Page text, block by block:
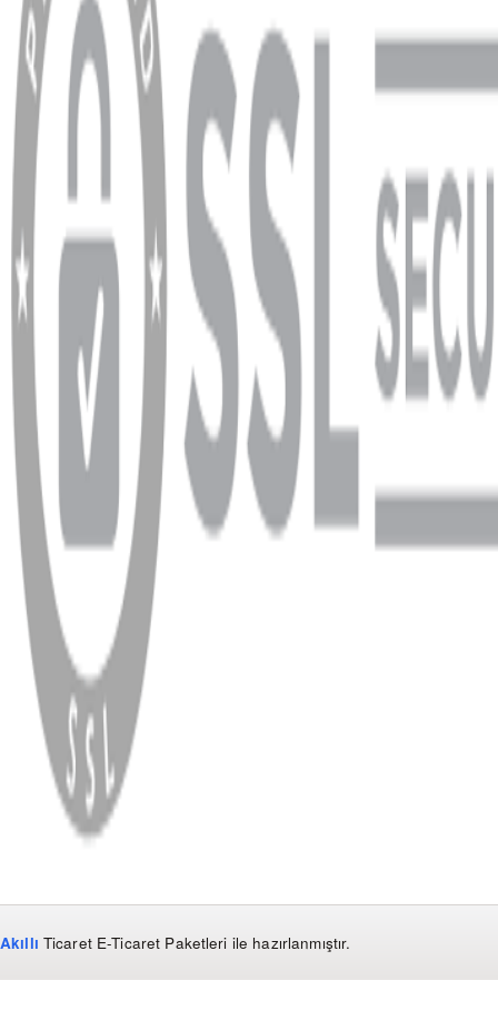
YARDIM VE DESTEK
Ödeme ve Teslimat Şartları
Garanti ve İade Şartları
info@dukkanhifi.com
0850 441 40 44
info@dukkanhifi.com 0850 441 40 44
Çalışma Saatleri: Pazartesi - Cuma 09:30 - 19:30, Cumartesi 10:00 - 18:00
WhatsApp Facebook
Copyright
2026 Dükkan Hifi
Akıllı Ticaret E-Ticaret Paketleri ile hazırlanmıştır.